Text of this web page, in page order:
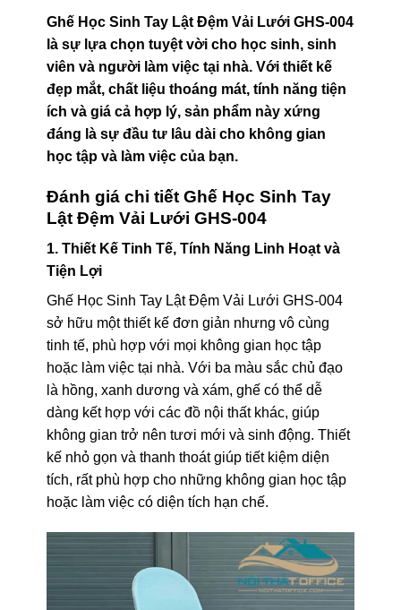
Ghế Học Sinh Tay Lật Đệm Vải Lưới GHS-004
là sự lựa chọn tuyệt vời cho học sinh, sinh
viên và người làm việc tại nhà. Với thiết kế
đẹp mắt, chất liệu thoáng mát, tính năng tiện
ích và giá cả hợp lý, sản phẩm này xứng
đáng là sự đầu tư lâu dài cho không gian
học tập và làm việc của bạn.
Đánh giá chi tiết Ghế Học Sinh Tay
Lật Đệm Vải Lưới GHS-004
1. Thiết Kế Tinh Tế, Tính Năng Linh Hoạt và
Tiện Lợi
Ghế Học Sinh Tay Lật Đệm Vải Lưới GHS-004
sở hữu một thiết kế đơn giản nhưng vô cùng
tinh tế, phù hợp với mọi không gian học tập
hoặc làm việc tại nhà. Với ba màu sắc chủ đạo
là hồng, xanh dương và xám, ghế có thể dễ
dàng kết hợp với các đồ nội thất khác, giúp
không gian trở nên tươi mới và sinh động. Thiết
kế nhỏ gọn và thanh thoát giúp tiết kiệm diện
tích, rất phù hợp cho những không gian học tập
hoặc làm việc có diện tích hạn chế.